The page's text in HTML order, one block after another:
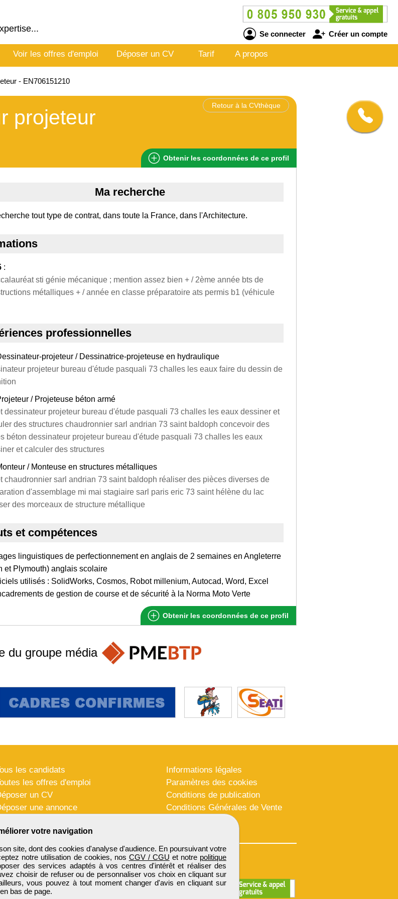
Se connecter Créer un compte
Voir les offres d'emploi Déposer un CV Tarif A propos
- EN706151210
Retour à la CVthèque
projeteur
Obtenir les coordonnées de ce profil
Ma recherche
tout type de contrat, dans toute la France, dans l'Architecture.
:
sti génie mécanique ; mention assez bien + / 2ème année bts de
métalliques + / année en classe préparatoire ats permis b1 (véhicule
professionnelles
projeteur / Dessinatrice-projeteuse en hydraulique
projeteur bureau d'étude pasquali 73 challes les eaux faire du dessin de
/ Projeteuse béton armé
dessinateur projeteur bureau d'étude pasquali 73 challes les eaux dessiner et
des structures chaudronnier sarl andrian 73 saint baldoph concevoir des
béton dessinateur projeteur bureau d'étude pasquali 73 challes les eaux
et calculer des structures
/ Monteuse en structures métalliques
chaudronnier sarl andrian 73 saint baldoph réaliser des pièces diverses de
d'assemblage mi mai stagiaire sarl paris eric 73 saint hélène du lac
des morceaux de structure métallique
et compétences
linguistiques de perfectionnement en anglais de 2 semaines en Angleterre
et Plymouth) anglais scolaire
utilisés : SolidWorks, Cosmos, Robot millenium, Autocad, Word, Excel
de gestion de course et de sécurité à la Norma Moto Verte
Obtenir les coordonnées de ce profil
votre navigation
site, dont des cookies d'analyse d'audience. En poursuivant votre
notre utilisation de cookies, nos CGV / CGU et notre politique
des services adaptés à vos centres d'intérêt et réaliser des
choisir de refuser ou de personnaliser vos choix en cliquant sur
vous pouvez à tout moment changer d'avis en cliquant sur
bas de page.
du groupe média
les candidats
les offres d'emploi
un CV
une annonce
Informations légales
Paramètres des cookies
Conditions de publication
Conditions Générales de Vente